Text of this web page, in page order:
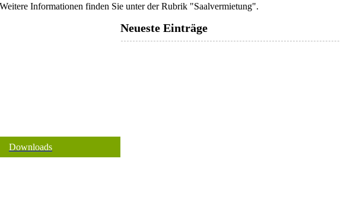
Informationen finden Sie unter der Rubrik "Saalvermietung".
Downloads
Neueste Einträge